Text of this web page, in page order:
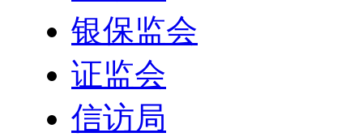
银保监会
证监会
信访局